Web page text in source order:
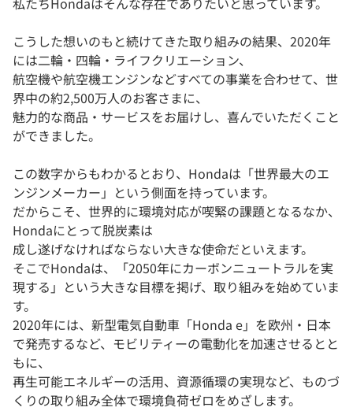
こうした想いのもと続けてきた取り組みの結果、2020年
には二輪・四輪・ライフクリエーション、
航空機や航空機エンジンなどすべての事業を合わせて、世
界中の約2,500万人のお客さまに、
魅力的な商品・サービスをお届けし、喜んでいただくこと
ができました。
この数字からもわかるとおり、Hondaは「世界最大のエ
ンジンメーカー」という側面を持っています。
だからこそ、世界的に環境対応が喫緊の課題となるなか、
Hondaにとって脱炭素は
成し遂げなければならない大きな使命だといえます。
そこでHondaは、「2050年にカーボンニュートラルを実
現する」という大きな目標を掲げ、取り組みを始めていま
す。
2020年には、新型電気自動車「Honda e」を欧州・日本
で発売するなど、モビリティーの電動化を加速させるとと
もに、
再生可能エネルギーの活用、資源循環の実現など、ものづ
くりの取り組み全体で環境負荷ゼロをめざします。